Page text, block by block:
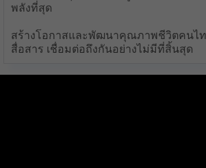
พลังที่สุด
สร้างโอกาสและพัฒนาคุณภาพชีวิตคนไ
สื่อสาร เชื่อมต่อถึงกันอย่างไม่มีที่สิ้นสุด